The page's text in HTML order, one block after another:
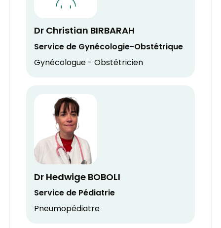
Dr Christian BIRBARAH
Service de Gynécologie-Obstétrique
Gynécologue - Obstétricien
Dr Hedwige BOBOLI
Service de Pédiatrie
Pneumopédiatre